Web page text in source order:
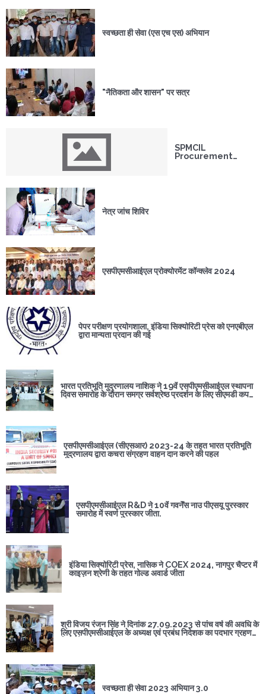
स्वच्छता ही सेवा (एस एच एस) अभियान
"नैतिकता और शासन" पर सत्र
SPMCIL
Procurement
नेत्र जांच शिविर
एसपीएमसीआईएल प्रोक्योरमेंट कॉन्क्लेव 2024
पेपर परीक्षण प्रयोगशाला, इंडिया सिक्योरिटी प्रेस को एनएबीएल
द्वारा मान्यता प्रदान की गई
भारत प्रतिभूति मुद्रणालय नाशिक ने 19वें एसपीएमसीआईएल स्थापना
दिवस समारोह के दौरान समग्र सर्वश्रेष्ठ प्रदर्शन के लिए सीएमडी कप
एसपीएमसीआईएल (सीएसआर) 2023-24 के तहत भारत प्रतिभूति
मुद्रणालय द्वारा कचरा संग्रहण वाहन दान करने की पहल
एसपीएमसीआईएल R&D ने 10वें गवर्नेंस नाउ पीएसयू पुरस्कार
समारोह में स्वर्ण पुरस्कार जीता.
इंडिया सिक्योरिटी प्रेस, नासिक ने COEX 2024, नागपुर चैप्टर में
काइज़न श्रेणी के तहत गोल्ड अवार्ड जीता
श्री विजय रंजन सिंह ने दिनांक 27.09.2023 से पांच वर्ष की अवधि के
लिए एसपीएमसीआईएल के अध्यक्ष एवं प्रबंध निदेशक का पदभार ग्रहण
स्वच्छता ही सेवा 2023 अभियान 3.0